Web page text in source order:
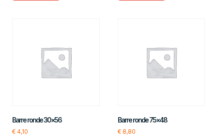
Barre ronde 30×56
€ 4,10
Barre ronde 75×48
€8,80